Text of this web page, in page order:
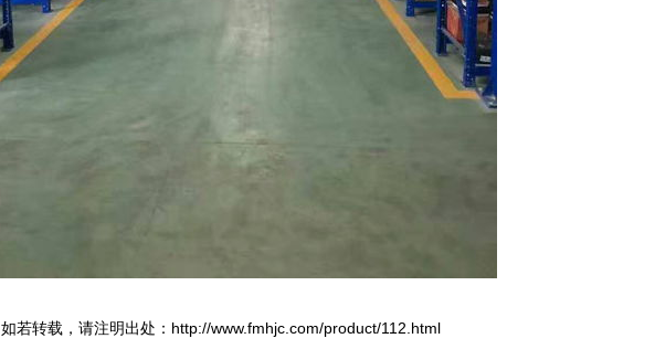
如若转载，请注明出处：http://www.fmhjc.com/product/112.html